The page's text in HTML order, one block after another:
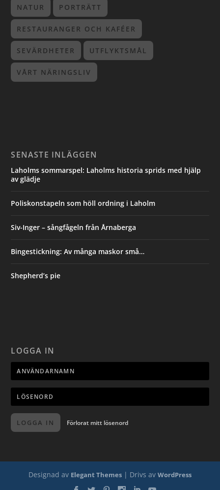
NATUR PORTRÄTT
RESTAURANGER OCH KAFÉER
SEVÄRDHETER UTFLYKTSMÅL
VÅRT NÄRINGSLIV
SENASTE INLÄGGEN
Laholms sommarspel: Laholms historia sprids med hjälp
av glädje
Poliskonstapeln som höll ordning i Laholm
Siv-Inger – sångfågeln från Årnaberga
Bingestickning: Av många maskor små…
Shepherd’s pie
LOGGA IN
LOGGA IN Förlorat mitt lösenord
Designad av Elegant Themes | Drivs av WordPress